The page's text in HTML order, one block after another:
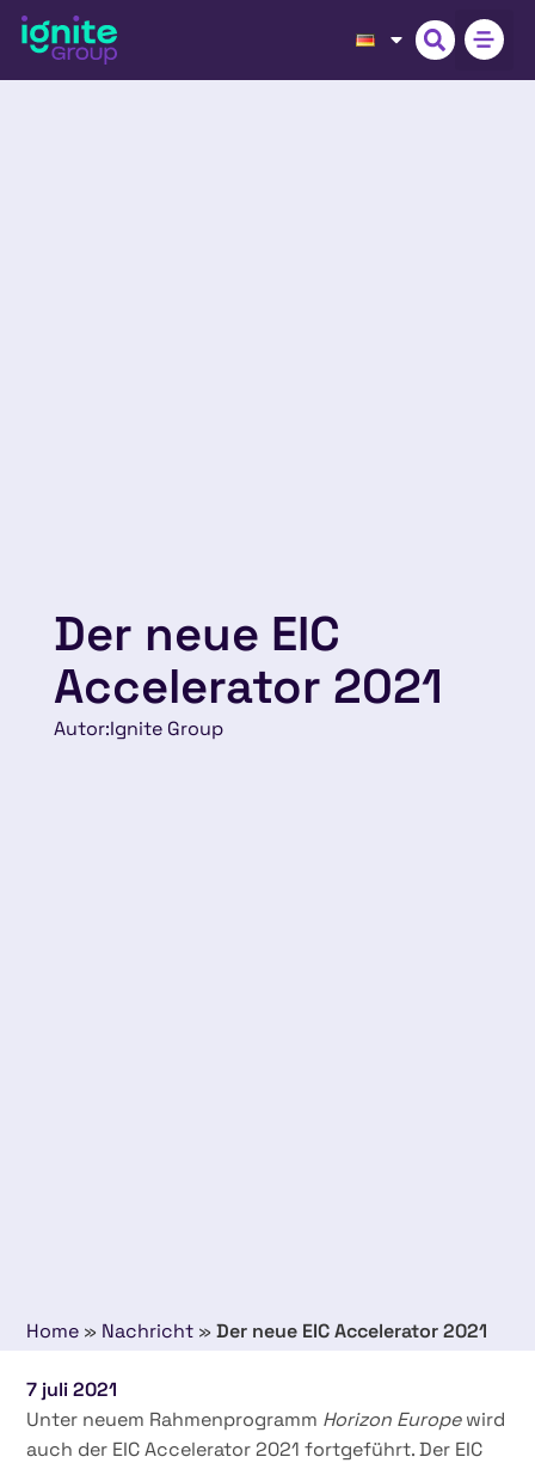
Der neue EIC
Accelerator 2021
Autor:Ignite Group
Home » Nachricht »Der neue EIC Accelerator 2021
7 juli 2021
Unter neuem Rahmenprogramm Horizon Europewird
auch der EIC Accelerator 2021 fortgeführt. Der EIC